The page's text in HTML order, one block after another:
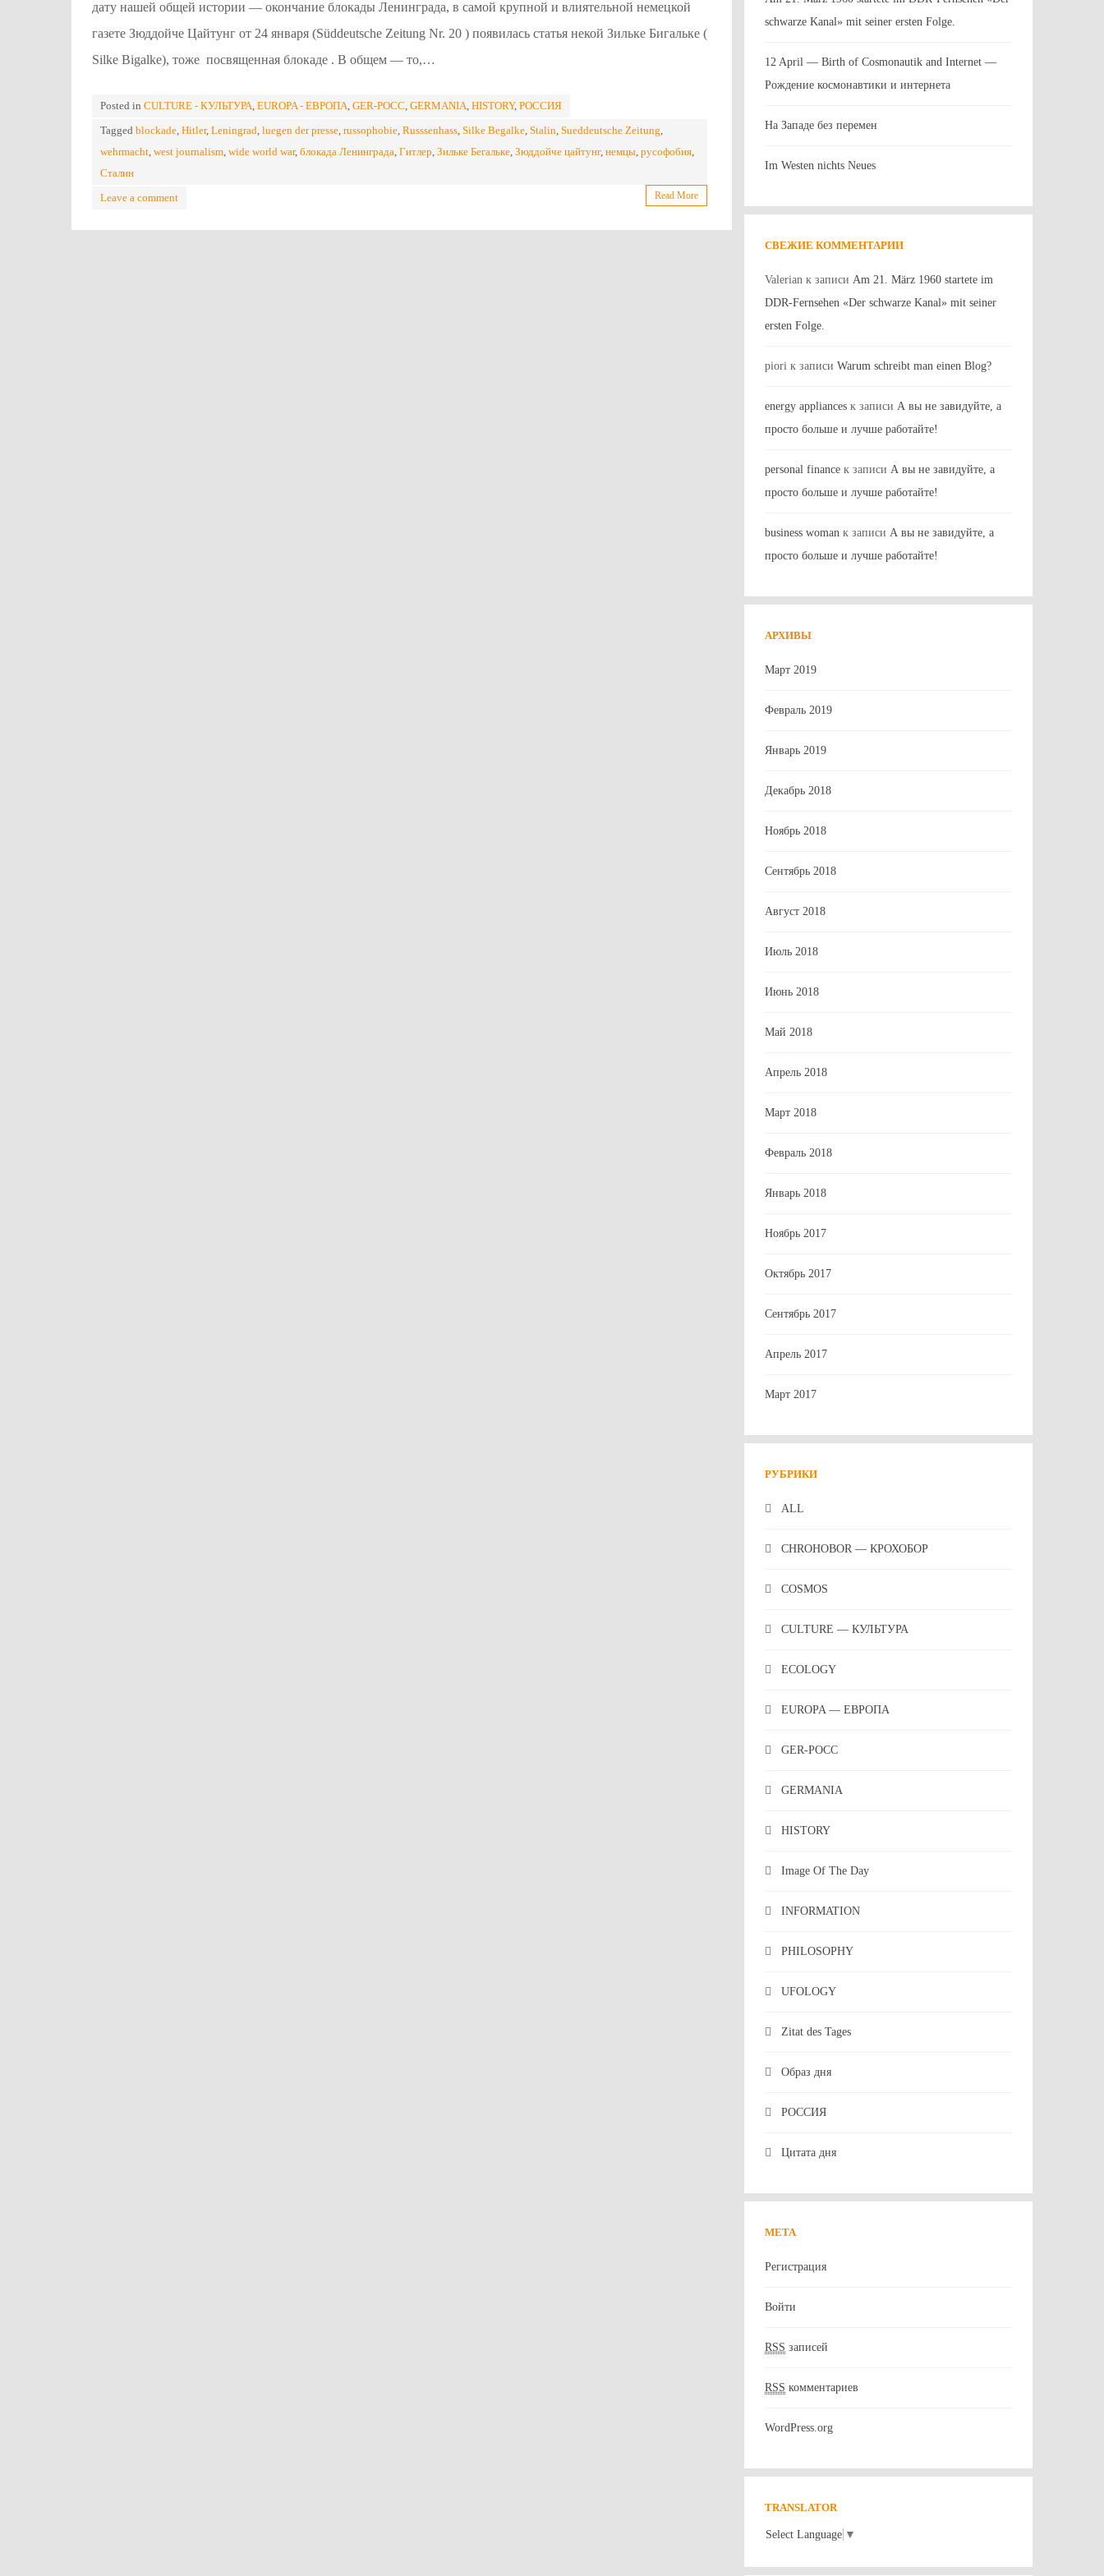
дату нашей общей истории — окончание блокады Ленинграда, в самой крупной и влиятельной немецкой
газете Зюддойче Цайтунг от 24 января (Süddeutsche Zeitung Nr. 20 ) появилась статья некой Зильке Бигальке (
Silke Bigalke), тоже посвященная блокаде . В общем — то,…
Posted in CULTURE - КУЛЬТУРА EUROPA - ЕВРОПА GER-POCC GERMANIA HISTORY, РОССИЯ
Tagged blockade Hitler, Leningrad luegen der presse russophobie Russsenhass Silke Begalke Stalin Sueddeutsche Zeitung
wehrmacht west journalism wide world war, блокада Ленинграда Гитлер Зильке Бегальке Зюддойче цайтунг, немцы русофобия
Сталин
Leave a comment
Read More
schwarze Kanal» mit seiner ersten Folge.
12 April — Birth of Cosmonautik and Internet —
Рождение космонавтики и интернета
На Западе без перемен
Im Westen nichts Neues
СВЕЖИЕ КОММЕНТАРИИ
Valerian к записи Am 21. März 1960 startete im
DDR-Fernsehen «Der schwarze Kanal» mit seiner
ersten Folge.
piori к записи Warum schreibt man einen Blog?
energy appliances к записи А вы не завидуйте, а
просто больше и лучше работайте!
personal finance к записи А вы не завидуйте, а
просто больше и лучше работайте!
business woman к записи А вы не завидуйте, а
просто больше и лучше работайте!
АРХИВЫ
Март 2019
Февраль 2019
Январь 2019
Декабрь 2018
Ноябрь 2018
Сентябрь 2018
Август 2018
Июль 2018
Июнь 2018
Май 2018
Апрель 2018
Март 2018
Февраль 2018
Январь 2018
Ноябрь 2017
Октябрь 2017
Сентябрь 2017
Апрель 2017
Март 2017
РУБРИКИ
ALL
CHROHOBOR — КРОХОБОР
COSMOS
CULTURE — КУЛЬТУРА
ECOLOGY
EUROPA — ЕВРОПА
GER-POCC
GERMANIA
HISTORY
Image Of The Day
INFORMATION
PHILOSOPHY
UFOLOGY
Zitat des Tages
Образ дня
РОССИЯ
Цитата дня
МЕТА
Регистрация
Войти
RSS записей
RSS комментариев
WordPress.org
TRANSLATOR
Select Language ▼